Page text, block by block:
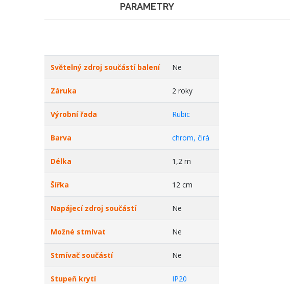
PARAMETRY
Světelný zdroj součástí balení Ne
Záruka 2 roky
Výrobní řada Rubic
Barva chrom, čirá
Délka 1,2 m
Šířka 12 cm
Napájecí zdroj součástí Ne
Možné stmívat Ne
Stmívač součástí Ne
Stupeň krytí IP20